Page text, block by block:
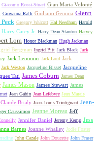
Giacomo Rossi-Stuart Gian Maria Volonté
Giovanna Ralli Giuliano Gemma Glenn
Gregory Walcott Hal Needham Harold
Harry Carey Jr. Harry Dean Stanton Harvey
Lom Honor Blackman Hugh Jackman
Bergman Ingrid Pitt Jack Black Jack
Jack Lemmon Jack Lord Jack
Jack Weston Jacqueline Bisset Jacqueline
Tati James Coburn James Dean
James Mason James Stewart James
Jean Gabin Jean Lefebvre Jean Marais
Claude Brialy Jean-Louis Trintignant Jean-
Caussimon Jeanne Moreau Jeff
Jennifer Daniel Jeremy Kemp Jess
Barnes Joanne Whalley Jodie Foster
John Cazale John Doucette John Fraser